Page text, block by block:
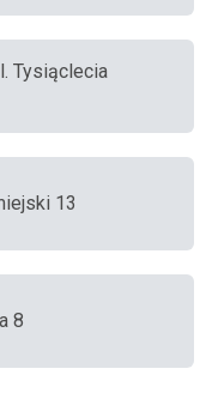
Tysiąclecia
13
8